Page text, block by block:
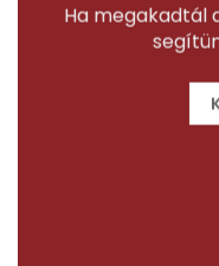
Ha megakadtál